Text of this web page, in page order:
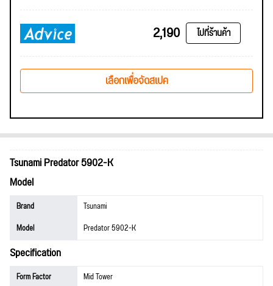
2,190 ไปที่ร้านค้า
เลือกเพื่อจัดสเปค
Tsunami Predator 5902-K
Model
Brand
Tsunami
Model
Predator 5902-K
Specification
Form Factor
Mid Tower